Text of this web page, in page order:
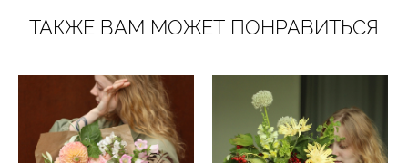
ТАКЖЕ ВАМ МОЖЕТ ПОНРАВИТЬСЯ